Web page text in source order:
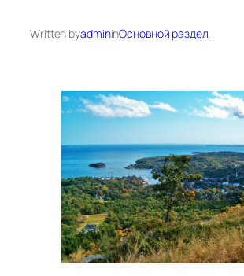
Written byadmininОсновной раздел